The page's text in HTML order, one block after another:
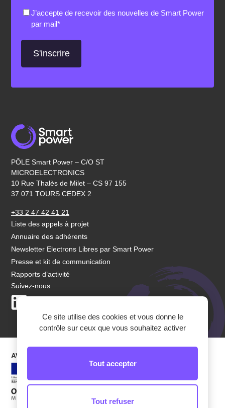
RGPD*
J’accepte de recevoir des nouvelles de Smart Power
par mail*
PÔLE Smart Power – C/O ST
MICROELECTRONICS
10 Rue Thalès de Milet – CS 97 155
37 071 TOURS CEDEX 2
+33 2 47 42 41 21
Liste des appels à projet
Annuaire des adhérents
Newsletter Electrons Libres par Smart Power
Presse et kit de communication
Rapports d’activité
Suivez-nous
LinkedInYoutube
AVEC LEUR SOUTIEN
Ce site utilise des cookies et vous donne le
contrôle sur ceux que vous souhaitez activer
Tout accepter
Tout refuser